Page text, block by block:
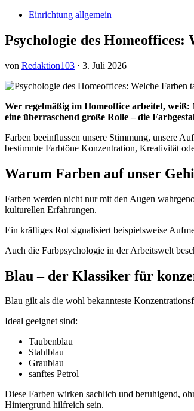
Einrichtung allgemein
Psychologie des
von Redaktion103 · 3. Juli 2026
Wer regelmäßig im Homeoffice arbeitet,
eine überraschend große Rolle – die
Farben beeinflussen unsere Stimmung, unsere
bestimmte Farbtöne Konzentration, Kreativität
Warum Farben auf unser
Farben werden nicht nur mit den Augen
kulturellen Erfahrungen.
Ein kräftiges Rot signalisiert beispielsweise
Auch die Farbpsychologie in der Arbeitswelt
Blau – der Klassiker für
Blau gilt als die wohl bekannteste
Ideal geeignet sind:
Taubenblau
Stahlblau
Graublau
sanftes Petrol
Diese Farben wirken sachlich und beruhigend,
Hintergrund hilfreich sein.